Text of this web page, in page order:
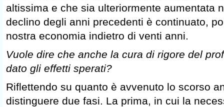
altissima e che sia ulteriormente aumentata
declino degli anni precedenti è continuato,
nostra economia indietro di venti anni.
Vuole dire che anche la cura di rigore del
dato gli effetti sperati?
Riflettendo su quanto è avvenuto lo scorso
distinguere due fasi. La prima, in cui la